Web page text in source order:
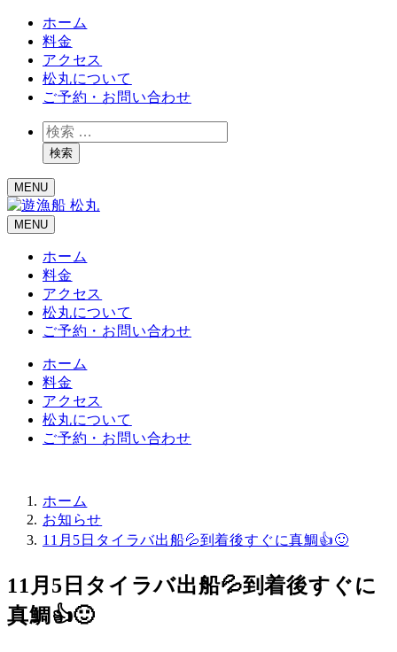
ホーム
料金
アクセス
松丸について
ご予約・お問い合わせ
検
索検索
MENU
MENU
ホーム
料金
アクセス
松丸について
ご予約・お問い合わせ
ホーム
料金
アクセス
松丸について
ご予約・お問い合わせ
ホーム
お知らせ
11月5日タイラバ出船💦到着後すぐに真鯛👍🙂
11月5日タイラバ出船💦到着後すぐに
真鯛👍🙂